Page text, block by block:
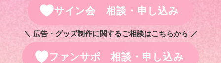
サイン会 相談・申し込み
＼ 広告・グッズ制作に関するご相談はこちらから ／
ファンサポ 相談・申し込み